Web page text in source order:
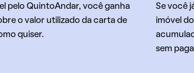
pelo QuintoAndar, você ganha
o valor utilizado da carta de
quiser.
Se você
imóvel
sem